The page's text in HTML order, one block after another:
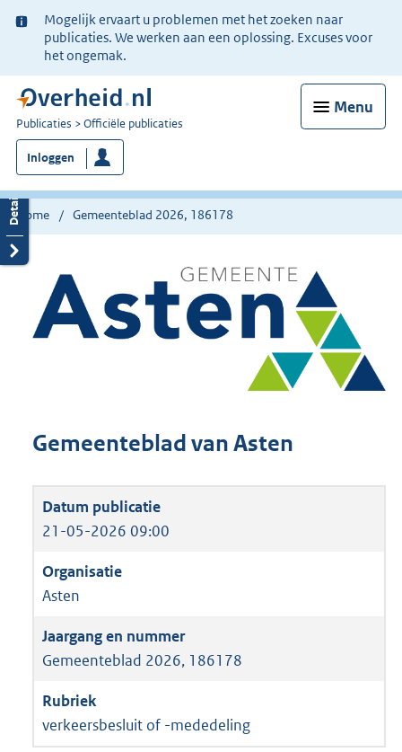
Ter
informatie:
Mogelijk ervaart u problemen met het zoeken naar
publicaties. We werken aan een oplossing. Excuses voor
het ongemak.
Menu
U
bent
nu
hier:
Publicaties Officiële publicaties
Inloggen
Home Gemeenteblad 2026, 186178
Gemeenteblad van Asten
21-05-2026 09:00
Asten
Gemeenteblad 2026, 186178
verkeersbesluit of -mededeling